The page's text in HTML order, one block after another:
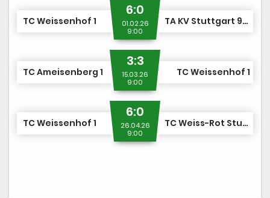
TC Weissenhof 1
6:0
01.02.26
9:00
TA KV Stuttgart 95 1
TC Ameisenberg 1
3:3
15.03.26
9:00
TC Weissenhof 1
TC Weissenhof 1
6:0
26.04.26
9:00
TC Weiss-Rot Stuttgart 1